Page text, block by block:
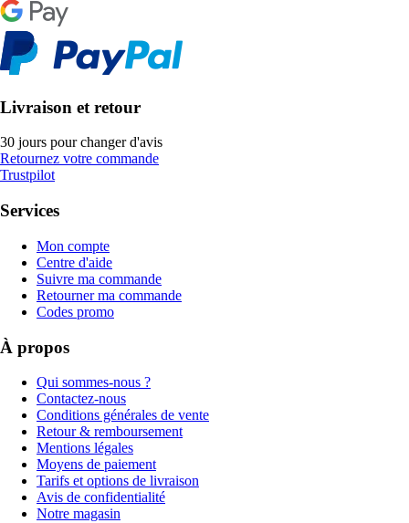
Livraison et retour
30 jours pour changer d'avis
Retournez votre commande
Trustpilot
Services
Mon compte
Centre d'aide
Suivre ma commande
Retourner ma commande
Codes promo
À propos
Qui sommes-nous ?
Contactez-nous
Conditions générales de vente
Retour & remboursement
Mentions légales
Moyens de paiement
Tarifs et options de livraison
Avis de confidentialité
Notre magasin